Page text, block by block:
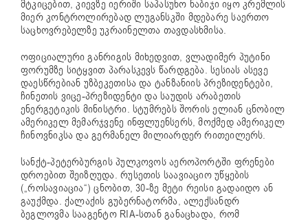
მტკიცებით, კიევზე იერიში საპასუხო ნაბიჯი იყო კრემლის
მიერ კონტროლირებად ლუგანსკში მდებარე საერთო
საცხოვრებელზე უკრაინელთა თავდასხმისა.
ოფიციალური განრიგის მიხედვით, ვლადიმერ პუტინი
ფორუმზე სიტყვით პარასკევს წარდგება. სესიას ასევე
დაესწრებიან უზბეკეთისა და ტანზანიის პრეზიდენტები,
ჩინეთის ვიცე-პრეზიდენტი და საუდის არაბეთის
ენერგეტიკის მინისტრი. სტუმრებს შორის ელიან ცნობილ
ამერიკელ მემარჯვენე ინფლუენსერს, მოქმედ ამერიკელ
ჩინოვნიკსა და გერმანელ მილიარდერ რითეილერს.
სანქტ-პეტერბურგის პულკოვოს აეროპორტში ფრენები
დროებით შეიზღუდა. რუსეთის საავიაციო უწყების
(„როსავიაცია“) ცნობით, 30-ზე მეტი რეისი გადაიდო ან
გაუქმდა. ქალაქის გუბერნატორმა, ალექსანდრ
ბეგლოვმა სააგენტო RIA-სთან განაცხადა, რომ